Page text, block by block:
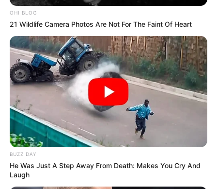
ΤΑΥΤΟΤΗΤΑ ΚΑΙ ΕΠΙΚΟΙΝΩΝΙΑ ΟΡΟΙ ΧΡΗΣΗΣ
OHI BLOG
21 Wildlife Camera Photos Are Not For The Faint Of Heart
BUZZ DAY
He Was Just A Step Away From Death: Makes You Cry And
Laugh